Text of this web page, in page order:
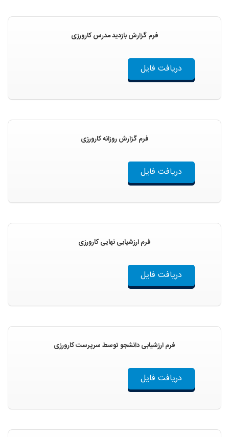
فرم گزارش بازدید مدرس کارورزی
دریافت فایل
فرم گزارش روزانه کارورزی
دریافت فایل
فرم ارزشیابی نهایی کارورزی
دریافت فایل
فرم ارزشیابی دانشجو توسط سرپرست کارورزی
دریافت فایل